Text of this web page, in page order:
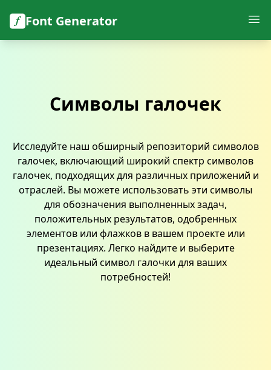
Font Generator
Символы галочек
Исследуйте наш обширный репозиторий символов
галочек, включающий широкий спектр символов
галочек, подходящих для различных приложений и
отраслей. Вы можете использовать эти символы
для обозначения выполненных задач,
положительных результатов, одобренных
элементов или флажков в вашем проекте или
презентациях. Легко найдите и выберите
идеальный символ галочки для ваших
потребностей!